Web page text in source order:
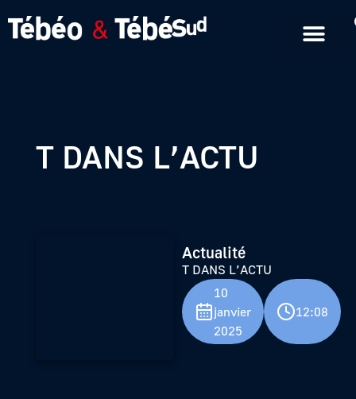
T DANS L’ACTU
Actualité
T DANS L’ACTU
10
janvier
2025
12:08